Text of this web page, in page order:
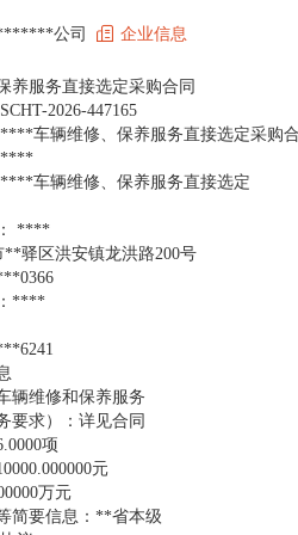
公司 企业信息
养服务直接选定采购合同
2026-447165
车辆维修、保养服务直接选定采购
****
车辆维修、保养服务直接选定
****
驿区洪安镇龙洪路200号
****
辆维修和保养服务
要求）：详见合同
项
元
万元
简要信息：**省本级